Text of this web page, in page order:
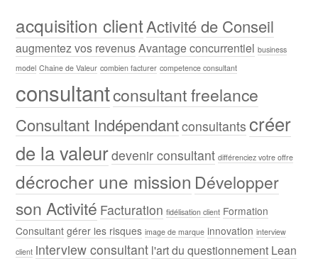
acquisition clientActivité de Conseil
augmentez vos revenusAvantage concurrentiel business
model Chaine de Valeur combien facturer competence consultant
consultantconsultant freelance
Consultant Indépendantconsultants créer
de la valeurdevenir consultant différenciez votre offre
décrocher une mission Développer
son Activité Facturation fidélisation client Formation
Consultant gérer les risques image de marque innovation interview
client interview consultant l'art du questionnement Lean